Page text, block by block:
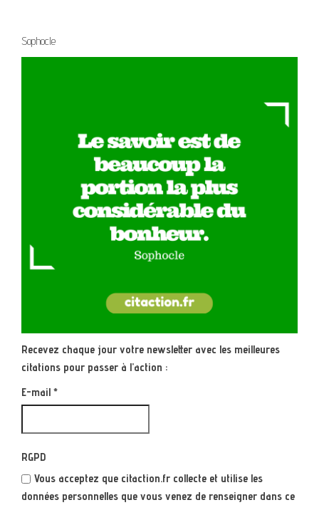
Sophocle
Recevez chaque jour votre newsletter avec les meilleures
citations pour passer à l’action :
E-mail *
RGPD
Vous acceptez que citaction.fr collecte et utilise les
données personnelles que vous venez de renseigner dans ce